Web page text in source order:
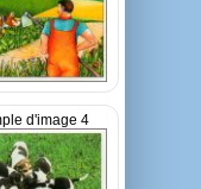
d'image 4